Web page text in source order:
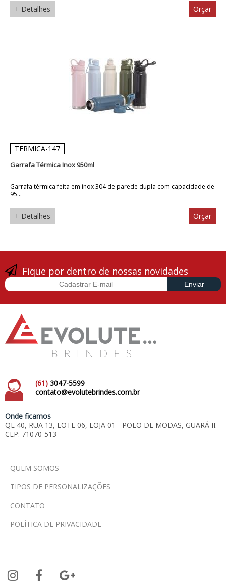
+ Detalhes Orçar
TERMICA-147
Garrafa Térmica Inox 950ml
Garrafa térmica feita em inox 304 de parede dupla com capacidade de
95...
+ Detalhes Orçar
Fique por dentro de nossas novidades
(61) 3047-5599
contato@evolutebrindes.com.br
Onde ficamos
QE 40, RUA 13, LOTE 06, LOJA 01 - POLO DE MODAS, GUARÁ II.
CEP: 71070-513
QUEM SOMOS
TIPOS DE PERSONALIZAÇÕES
CONTATO
POLÍTICA DE PRIVACIDADE